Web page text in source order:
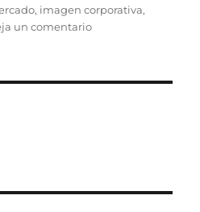
, imagen corporativa,
un comentarioen